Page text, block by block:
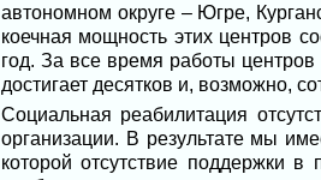
автономном округе – Югре,
коечная мощность этих центров
год. За все время работы
достигает десятков и, возможно,
Социальная реабилитация
организации. В результате мы
которой отсутствие поддержки